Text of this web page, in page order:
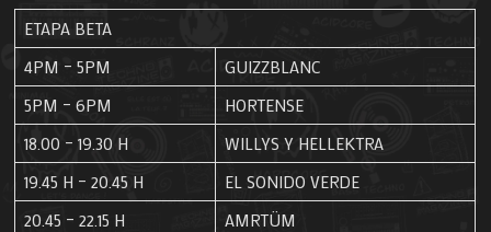
ETAPA BETA
4PM – 5PM
GUIZZBLANC
5PM – 6PM
HORTENSE
18.00 – 19.30 H
WILLYS Y HELLEKTRA
19.45 H – 20.45 H
EL SONIDO VERDE
20.45 – 22.15 H
AMRTÜM